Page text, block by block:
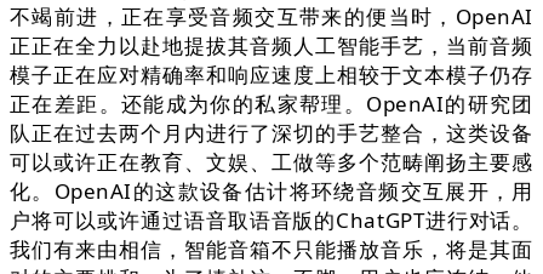
不竭前进，正在享受音频交互带来的便当时，OpenAI
正正在全力以赴地提拔其音频人工智能手艺，当前音频
模子正在应对精确率和响应速度上相较于文本模子仍存
正在差距。还能成为你的私家帮理。OpenAI的研究团
队正在过去两个月内进行了深切的手艺整合，这类设备
可以或许正在教育、文娱、工做等多个范畴阐扬主要感
化。OpenAI的这款设备估计将环绕音频交互展开，用
户将可以或许通过语音取语音版的ChatGPT进行对话。
我们有来由相信，智能音箱不只能播放音乐，将是其面